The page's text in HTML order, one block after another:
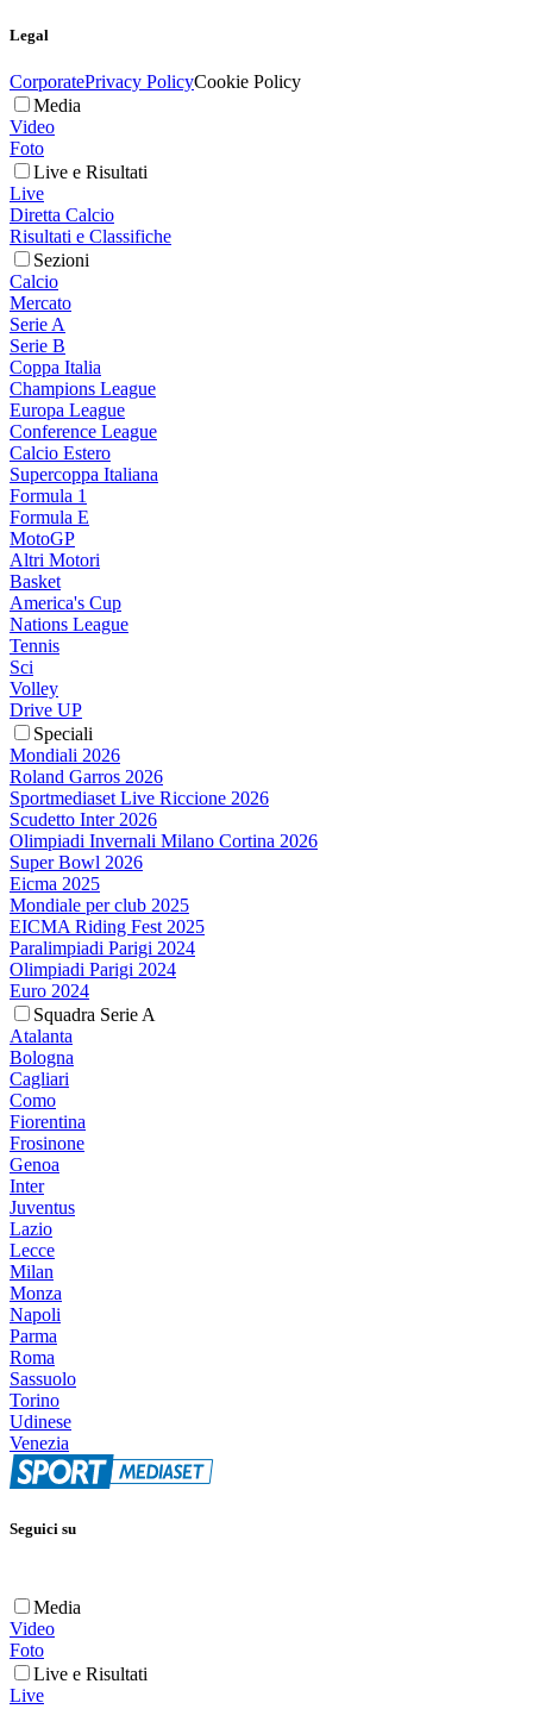
Legal
CorporatePrivacy PolicyCookie Policy
Media
Video
Foto
Live e Risultati
Live
Diretta Calcio
Risultati e Classifiche
Sezioni
Calcio
Mercato
Serie A
Serie B
Coppa Italia
Champions League
Europa League
Conference League
Calcio Estero
Supercoppa Italiana
Formula 1
Formula E
MotoGP
Altri Motori
Basket
America's Cup
Nations League
Tennis
Sci
Volley
Drive UP
Speciali
Mondiali 2026
Roland Garros 2026
Sportmediaset Live Riccione 2026
Scudetto Inter 2026
Olimpiadi Invernali Milano Cortina 2026
Super Bowl 2026
Eicma 2025
Mondiale per club 2025
EICMA Riding Fest 2025
Paralimpiadi Parigi 2024
Olimpiadi Parigi 2024
Euro 2024
Squadra Serie A
Atalanta
Bologna
Cagliari
Como
Fiorentina
Frosinone
Genoa
Inter
Juventus
Lazio
Lecce
Milan
Monza
Napoli
Parma
Roma
Sassuolo
Torino
Udinese
Venezia
Seguici su
Media
Video
Foto
Live e Risultati
Live